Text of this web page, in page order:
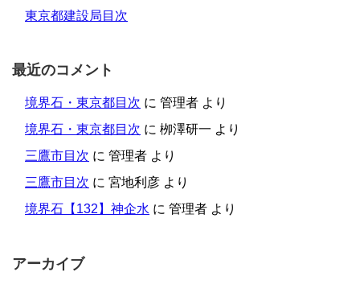
東京都建設局目次
最近のコメント
境界石・東京都目次 に 管理者 より
境界石・東京都目次 に 栁澤研一 より
三鷹市目次 に 管理者 より
三鷹市目次 に 宮地利彦 より
境界石【132】神企水 に 管理者 より
アーカイブ